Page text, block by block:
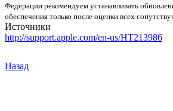
Федерации рекомендуем устанавливать
обеспечения только после оценки всех
Источники
http://support.apple.com/en-us/HT213986
Назад